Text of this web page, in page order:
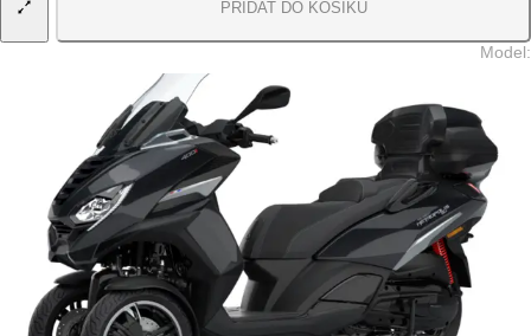
PŘIDAT DO KOŠÍKU
Model: